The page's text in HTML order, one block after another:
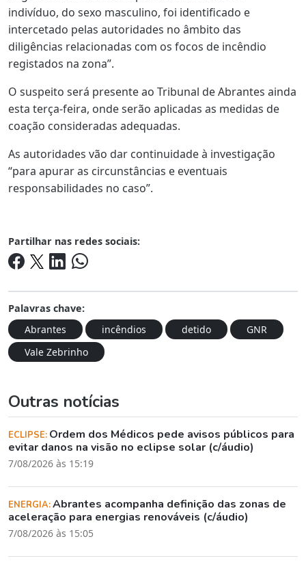
indivíduo, do sexo masculino, foi identificado e
intercetado pelas autoridades no âmbito das
diligências relacionadas com os focos de incêndio
registados na zona”.
O suspeito será presente ao Tribunal de Abrantes ainda
esta terça-feira, onde serão aplicadas as medidas de
coação consideradas adequadas.
As autoridades vão dar continuidade à investigação
“para apurar as circunstâncias e eventuais
responsabilidades no caso”.
Partilhar nas redes sociais:
Palavras chave:
Abrantes
incêndios detido
GNR
Vale Zebrinho
Outras notícias
ECLIPSE: Ordem dos Médicos pede avisos públicos para
evitar danos na visão no eclipse solar (c/áudio)
7/08/2026 às 15:19
ENERGIA:Abrantes acompanha definição das zonas de
aceleração para energias renováveis (c/áudio)
7/08/2026 às 15:05